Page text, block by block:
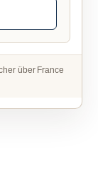
über France